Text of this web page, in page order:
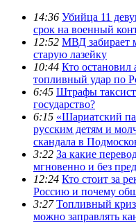
14:36 Убийца 11
срок на военный
12:52 МВД забирает
старую лазейку
10:44 Кто
топливный удар по
6:45 Штрафы
государство?
6:15 «Шариатский
русским детям и
скандала в
3:22 За какие
мгновенно и без
12:24 Кто стоит за
Россию и почему
3:27 Топливный
можно заправлять